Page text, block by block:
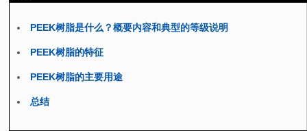
PEEK树脂是什么？概要内容和典型的等级说明
PEEK树脂的特征
PEEK树脂的主要用途
总结